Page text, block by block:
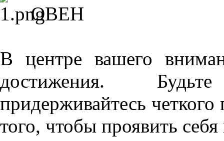
ОВЕН
В центре вашего
достижения.
придерживайтесь
того, чтобы проявить